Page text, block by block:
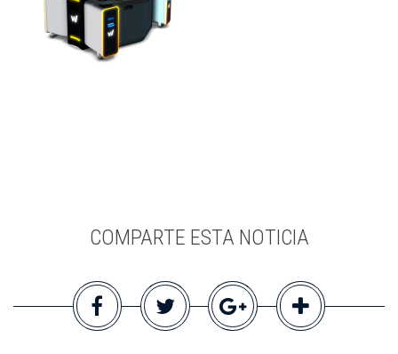
COMPARTE ESTA NOTICIA